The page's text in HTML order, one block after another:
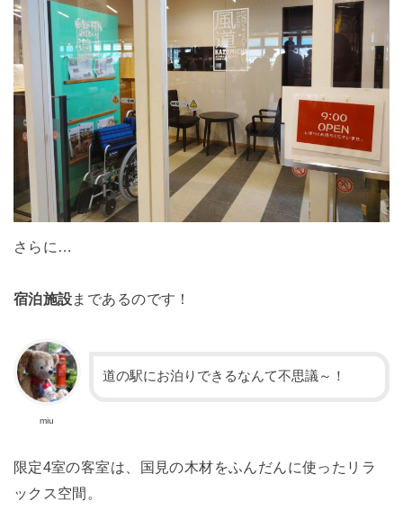
さらに…
宿泊施設まであるのです！
miu
道の駅にお泊りできるなんて不思議～！
限定4室の客室は、国見の木材をふんだんに使ったリラ
ックス空間。